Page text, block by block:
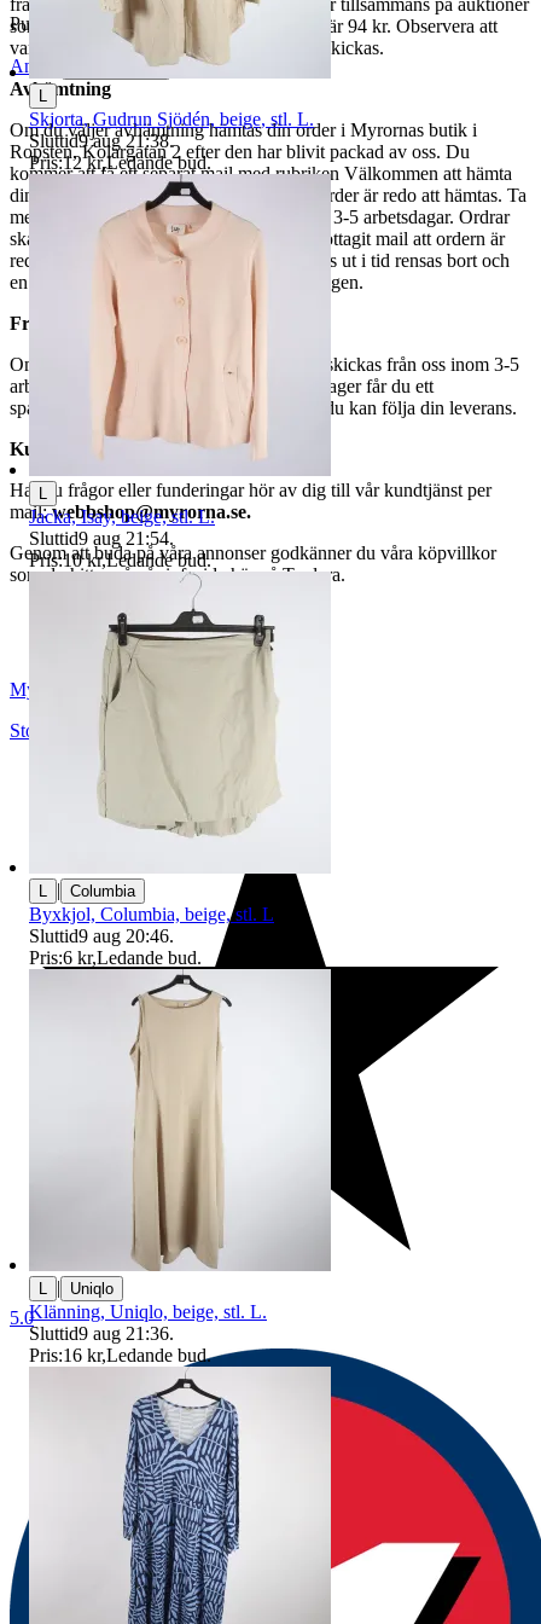
fraktpriset. Vi samfraktar upp till fyra varor tillsammans på auktioner
som avslutas samma dag. Samfraktspriset är 94 kr. Observera att
varor märkta endast avhämtning inte kan skickas.
Avhämtning
Om du väljer avhämtning hämtas din order i Myrornas butik i
Ropsten, Kolargatan 2 efter den har blivit packad av oss. Du
kommer att få ett separat mail med rubriken Välkommen att hämta
din order på Myrorna i Ropsten! när din order är redo att hämtas. Ta
med legitimation. Hanteringstiden är cirka 3-5 arbetsdagar. Ordrar
ska hämtas senast 7 dagar efter att man mottagit mail att ordern är
redo för avhämtning. Ordrar som ej hämtas ut i tid rensas bort och
en avgift på 84 kr dras av från återbetalningen.
Frakt
Om du har valt frakt kommer din vara att skickas från oss inom 3-5
arbetsdagar. När din vara har lämnat vårt lager får du ett
spårningsnummer av DSV inom kort där du kan följa din leverans.
Kundservice
Har du frågor eller funderingar hör av dig till vår kundtjänst per
mail:webbshop@myrorna.se.
Genom att buda på våra annonser godkänner du våra köpvillkor
som du hittar på vår infosida här på Tradera.
Publicerad
8 maj 20:01
Anmäl Sälj liknande
Myrorna
Stockholm
5.0
Skjorta, Gudrun Sjödén, beige, stl. L.
Sluttid9 aug 21:38.
Pris:12 kr,Ledande bud.
Jacka, Isay, beige, stl. L.
Sluttid9 aug 21:54.
Pris:10 kr,Ledande bud.
| Columbia
Byxkjol, Columbia, beige, stl. L
Sluttid9 aug 20:46.
Pris:6 kr,Ledande bud.
| Uniqlo
Klänning, Uniqlo, beige, stl. L.
Sluttid9 aug 21:36.
Pris:16 kr,Ledande bud.